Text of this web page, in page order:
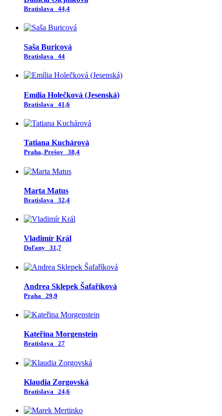
Bratislava 44,4
Saša Buricová
Bratislava 44
Emília Holečková (Jesenská)
Bratislava 41,6
Tatiana Kuchárová
Praha, Prešov 38,4
Marta Matus
Bratislava 32,4
Vladimír Král
Doľany 31,7
Andrea Sklepek Šafaříková
Praha 29,9
Kateřina Morgenstein
Bratislava 27
Klaudia Zorgovská
Bratislava 24,6